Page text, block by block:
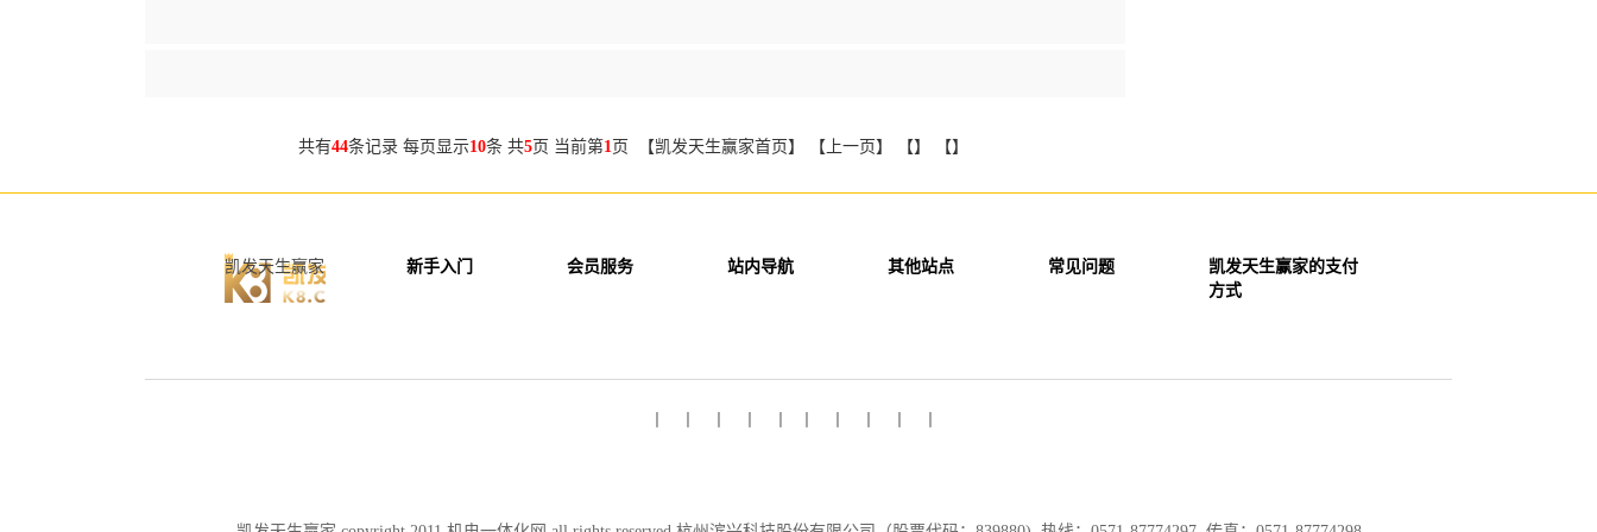
共有44条记录 每页显示10条 共5页 当前第1页 【凯发天生赢家首页】 【上一页】 【】 【】
凯发天生赢家 新手入门 会员服务 站内导航 其他站点 常见问题
凯发天生赢家的支付
方式